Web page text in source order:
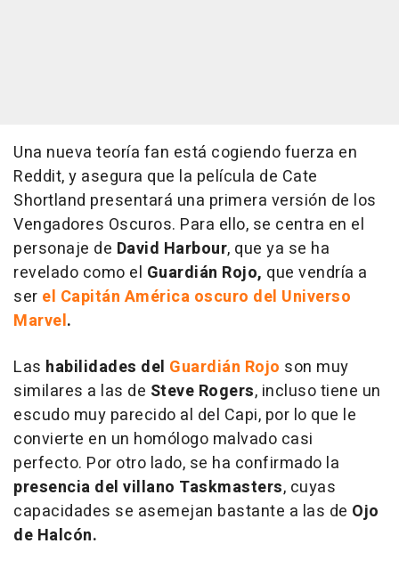
Una nueva teoría fan está cogiendo fuerza en
Reddit, y asegura que la película de Cate
Shortland presentará una primera versión de los
Vengadores Oscuros. Para ello, se centra en el
personaje de David Harbour, que ya se ha
revelado como el Guardián Rojo, que vendría a
ser el Capitán América oscuro del Universo
Marvel.
Las habilidades del Guardián Rojo son muy
similares a las de Steve Rogers, incluso tiene un
escudo muy parecido al del Capi, por lo que le
convierte en un homólogo malvado casi
perfecto. Por otro lado, se ha confirmado la
presencia del villano Taskmasters, cuyas
capacidades se asemejan bastante a las de Ojo
de Halcón.